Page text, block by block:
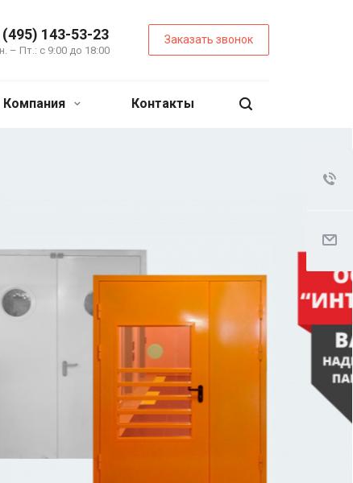
(495) 143-53-23
– Пт.: с 9:00 до 18:00
Заказать звонок
Компания Контакты